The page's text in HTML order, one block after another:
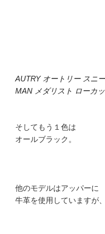
AUTRY オートリー スニ
MAN メダリスト ローカ
そしてもう１色は
オールブラック。
他のモデルはアッパーに
牛革を使用していますが、